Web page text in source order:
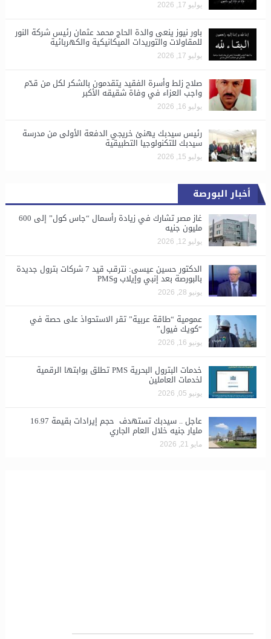
يوليو 17, 2026
باور نيوز ينعى والدة الحاج محمد عثمان رئيس شركة النور
للمقاولات والتوريدات الميكانيكية والكهربائية
يوليو 17, 2026
صلاح زلط وأسرة الفقيد يتقدمون بالشكر لكل من قدّم
واجب العزاء في وفاة شقيقه الأكبر
يوليو 16, 2026
رئيس سيدبك يهنئ خريجي الدفعة الأولى من مدرسة
سيدبك للتكنولوجيا التطبيقية
يوليو 15, 2026
أخبار البورصة
غاز مصر تشارك في زيادة رأسمال “جاس كول” إلى 600
مليون جنيه
يوليو 12, 2026
الدكتور حسين عيسى: نترقب قيد 7 شركات بترول جديدة
بالبورصة بعد إنبي وإيلاب وPMS
يونيو 28, 2026
​عمومية “طاقة عربية” تقر الاستحواذ على حصة في
“كويك فيول”
يونيو 16, 2026
خدمات البترول البحرية PMS تطلق بوابتها الرقمية
لخدمات العاملين
يونيو 05, 2026
عاجل .. سيدبك تستهدف حجم إيرادات بقيمة 16.97
مليار جنيه خلال العام الجاري
مايو 21, 2026